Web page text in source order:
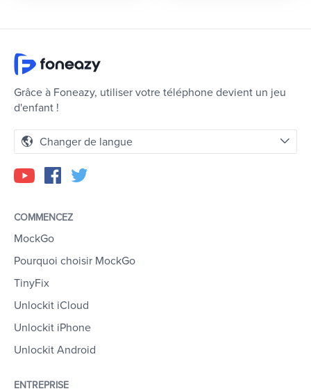
Grâce à Foneazy, utiliser votre téléphone devient un jeu
d'enfant !
Changer de langue
COMMENCEZ
MockGo
Pourquoi choisir MockGo
TinyFix
Unlockit iCloud
Unlockit iPhone
Unlockit Android
ENTREPRISE